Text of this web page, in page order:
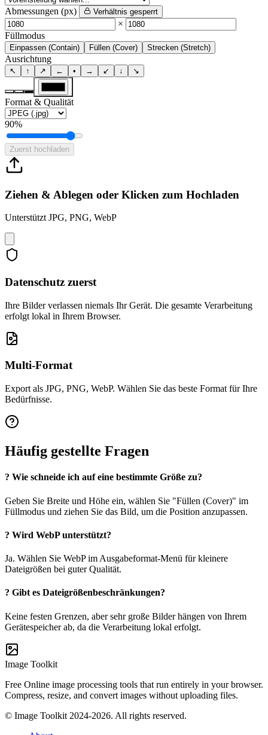
Abmessungen (px) Verhältnis gesperrt
×
Füllmodus
Einpassen (Contain) Füllen (Cover) Strecken (Stretch)
Ausrichtung
↖ ↑ ↗ ← • → ↙ ↓ ↘
Format & Qualität
90%
Zuerst hochladen
Ziehen & Ablegen oder Klicken zum Hochladen
Unterstützt JPG, PNG, WebP
Datenschutz zuerst
Ihre Bilder verlassen niemals Ihr Gerät. Die gesamte Verarbeitung
erfolgt lokal in Ihrem Browser.
Multi-Format
Export als JPG, PNG, WebP. Wählen Sie das beste Format für Ihre
Bedürfnisse.
Häufig gestellte Fragen
? Wie schneide ich auf eine bestimmte Größe zu?
Geben Sie Breite und Höhe ein, wählen Sie "Füllen (Cover)" im
Füllmodus und ziehen Sie das Bild, um die Position anzupassen.
? Wird WebP unterstützt?
Ja. Wählen Sie WebP im Ausgabeformat-Menü für kleinere
Dateigrößen bei guter Qualität.
? Gibt es Dateigrößenbeschränkungen?
Keine festen Grenzen, aber sehr große Bilder hängen von Ihrem
Gerätespeicher ab, da die Verarbeitung lokal erfolgt.
Image Toolkit
Free Online image processing tools that run entirely in your browser.
Compress, resize, and convert images without uploading files.
© Image Toolkit 2024-2026. All rights reserved.